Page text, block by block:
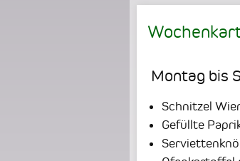
Montag bis
Schnitzel
Gefüllte